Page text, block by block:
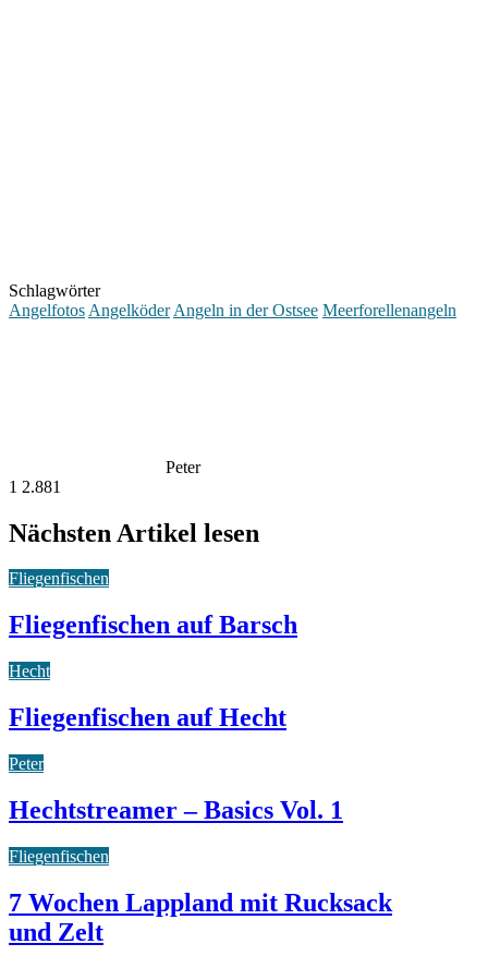
Schlagwörter
Angelfotos Angelköder Angeln in der Ostsee Meerforellenangeln
Peter
1 2.881
Nächsten Artikel lesen
Fliegenfischen
Fliegenfischen auf Barsch
Hecht
Fliegenfischen auf Hecht
Peter
Hechtstreamer – Basics Vol. 1
Fliegenfischen
7 Wochen Lappland mit Rucksack
und Zelt